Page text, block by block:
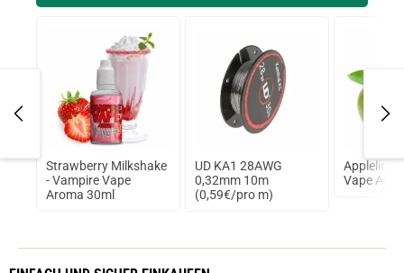
Strawberry Milkshake
- Vampire Vape
Aroma 30ml
UD KA1 28AWG
0,32mm 10m
(0,59€/pro m)
Vape